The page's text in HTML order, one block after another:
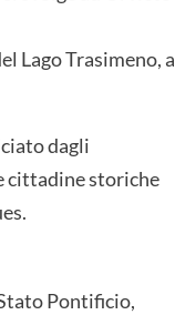
Lago Trasimeno, a
dagli
cittadine storiche
Pontificio,